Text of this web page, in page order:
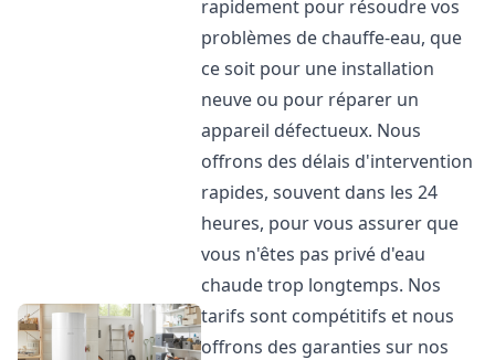
rapidement pour résoudre vos
problèmes de chauffe-eau, que
ce soit pour une installation
neuve ou pour réparer un
appareil défectueux. Nous
offrons des délais d'intervention
rapides, souvent dans les 24
heures, pour vous assurer que
vous n'êtes pas privé d'eau
chaude trop longtemps. Nos
tarifs sont compétitifs et nous
offrons des garanties sur nos